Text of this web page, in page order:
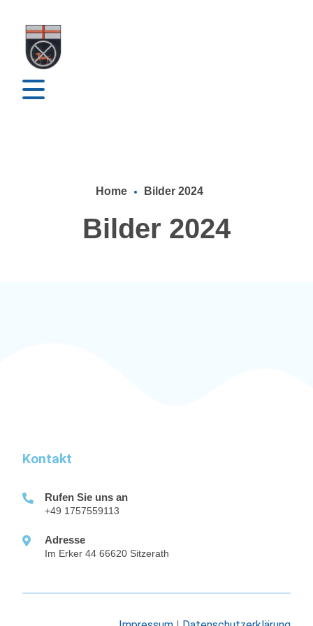
Home Bilder 2024
Bilder 2024
Kontakt
Rufen Sie uns an
+49 1757559113
Adresse
Im Erker 44 66620 Sitzerath